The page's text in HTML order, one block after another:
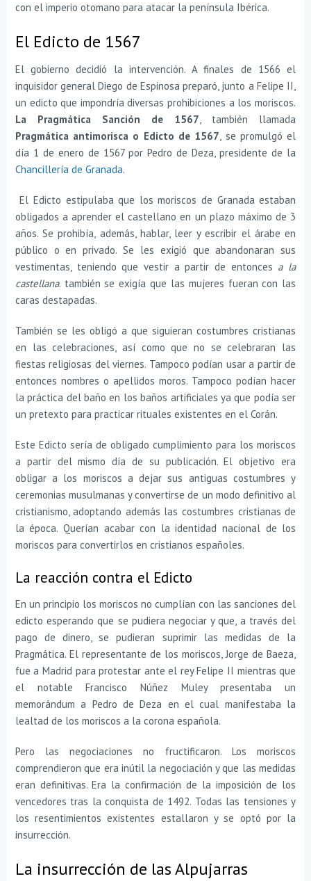
con el imperio otomano para atacar la península Ibérica.
El Edicto de 1567
El gobierno decidió la intervención. A finales de 1566 el
inquisidor general Diego de Espinosa preparó, junto a Felipe II,
un edicto que impondría diversas prohibiciones a los moriscos.
La Pragmática Sanción de 1567, también llamada
Pragmática antimorisca o Edicto de 1567, se promulgó el
día 1 de enero de 1567 por Pedro de Deza, presidente de la
Chancillería de Granada.
El Edicto estipulaba que los moriscos de Granada estaban
obligados a aprender el castellano en un plazo máximo de 3
años. Se prohibía, además, hablar, leer y escribir el árabe en
público o en privado. Se les exigió que abandonaran sus
vestimentas, teniendo que vestir a partir de entonces a la
castellana. también se exigía que las mujeres fueran con las
caras destapadas.
También se les obligó a que siguieran costumbres cristianas
en las celebraciones, así como que no se celebraran las
fiestas religiosas del viernes. Tampoco podían usar a partir de
entonces nombres o apellidos moros. Tampoco podían hacer
la práctica del baño en los baños artificiales ya que podía ser
un pretexto para practicar rituales existentes en el Corán.
Este Edicto sería de obligado cumplimiento para los moriscos
a partir del mismo día de su publicación. El objetivo era
obligar a los moriscos a dejar sus antiguas costumbres y
ceremonias musulmanas y convertirse de un modo definitivo al
cristianismo, adoptando además las costumbres cristianas de
la época. Querían acabar con la identidad nacional de los
moriscos para convertirlos en cristianos españoles.
La reacción contra el Edicto
En un principio los moriscos no cumplían con las sanciones del
edicto esperando que se pudiera negociar y que, a través del
pago de dinero, se pudieran suprimir las medidas de la
Pragmática. El representante de los moriscos, Jorge de Baeza,
fue a Madrid para protestar ante el rey Felipe II mientras que
el notable Francisco Núñez Muley presentaba un
memorándum a Pedro de Deza en el cual manifestaba la
lealtad de los moriscos a la corona española.
Pero las negociaciones no fructificaron. Los moriscos
comprendieron que era inútil la negociación y que las medidas
eran definitivas. Era la confirmación de la imposición de los
vencedores tras la conquista de 1492. Todas las tensiones y
los resentimientos existentes estallaron y se optó por la
insurrección.
La insurrección de las Alpujarras